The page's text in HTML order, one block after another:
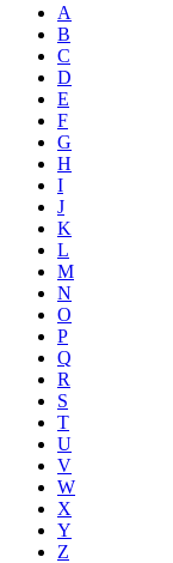
A
B
C
D
E
F
G
H
I
J
K
L
M
N
O
P
Q
R
S
T
U
V
W
X
Y
Z